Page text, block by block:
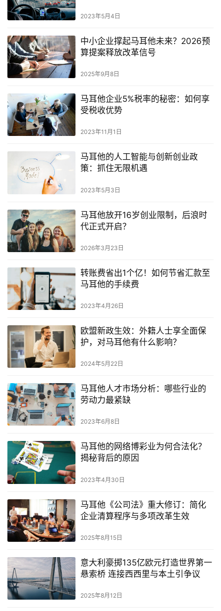
2023年5月4日
中小企业撑起马耳他未来？2026预
算提案释放改革信号
2025年9月8日
马耳他企业5%税率的秘密：如何享
受税收优势
2023年11月1日
马耳他的人工智能与创新创业政
策：抓住无限机遇
2023年5月3日
马耳他放开16岁创业限制，后浪时
代正式开启？
2026年3月23日
转账费省出1个亿！如何节省汇款至
马耳他的手续费
2023年4月26日
欧盟新政生效：外籍人士享全面保
护，对马耳他有什么影响？
2024年5月22日
马耳他人才市场分析：哪些行业的
劳动力最紧缺
2023年6月8日
马耳他的网络博彩业为何合法化？
揭秘背后的原因
2023年4月30日
马耳他《公司法》重大修订：简化
企业清算程序与多项改革生效
2025年8月15日
意大利豪掷135亿欧元打造世界第一
悬索桥 连接西西里与本土引争议
2025年8月12日